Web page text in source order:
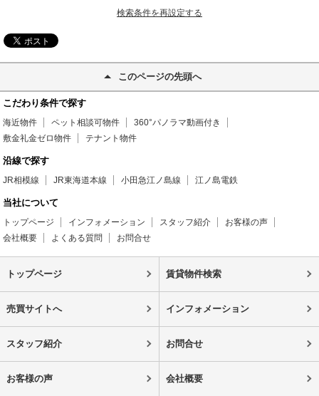
検索条件を再設定する
このページの先頭へ
こだわり条件で探す
海近物件 ペット相談可物件
360°パノラマ動画付き
敷金礼金ゼロ物件
テナント物件
沿線で探す
JR相模線 JR東海道本線 小田急江ノ島線 江ノ島電鉄
当社について
トップページ インフォメーション スタッフ紹介
お客様の声
会社概要
よくある質問 お問合せ
トップページ 賃貸物件検索
売買サイトへ インフォメーション
スタッフ紹介 お問合せ
お客様の声 会社概要